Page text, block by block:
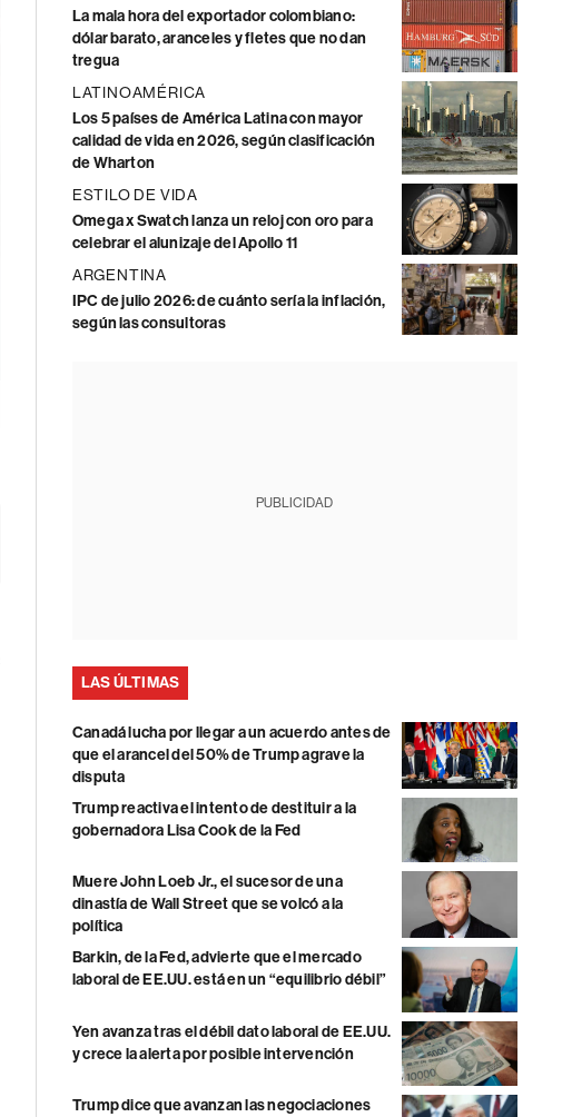
La mala hora del exportador colombiano:
dólar barato, aranceles y fletes que no dan
tregua
LATINOAMÉRICA
Los 5 países de América Latina con mayor
calidad de vida en 2026, según clasificación
de Wharton
ESTILO DE VIDA
Omega x Swatch lanza un reloj con oro para
celebrar el alunizaje del Apollo 11
ARGENTINA
IPC de julio 2026: de cuánto sería la inflación,
según las consultoras
PUBLICIDAD
LAS ÚLTIMAS
Canadá lucha por llegar a un acuerdo antes de
que el arancel del 50% de Trump agrave la
disputa
Trump reactiva el intento de destituir a la
gobernadora Lisa Cook de la Fed
Muere John Loeb Jr., el sucesor de una
dinastía de Wall Street que se volcó a la
política
Barkin, de la Fed, advierte que el mercado
laboral de EE.UU. está en un “equilibrio débil”
Yen avanza tras el débil dato laboral de EE.UU.
y crece la alerta por posible intervención
Trump dice que avanzan las negociaciones